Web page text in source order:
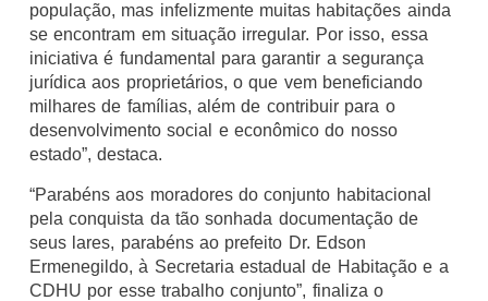
população, mas infelizmente muitas habitações ainda
se encontram em situação irregular. Por isso, essa
iniciativa é fundamental para garantir a segurança
jurídica aos proprietários, o que vem beneficiando
milhares de famílias, além de contribuir para o
desenvolvimento social e econômico do nosso
estado”, destaca.
“Parabéns aos moradores do conjunto habitacional
pela conquista da tão sonhada documentação de
seus lares, parabéns ao prefeito Dr. Edson
Ermenegildo, à Secretaria estadual de Habitação e a
CDHU por esse trabalho conjunto”, finaliza o